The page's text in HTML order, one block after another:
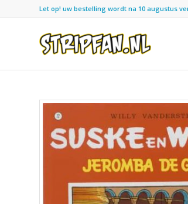
Let op! uw bestelling wordt na 10 augustus